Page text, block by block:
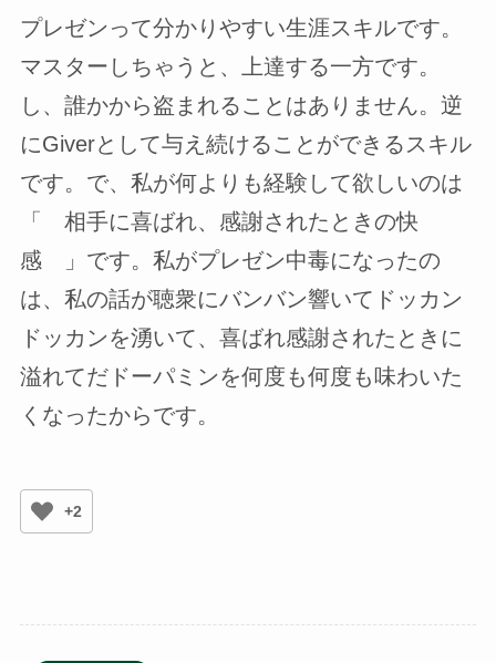
プレゼンって分かりやすい生涯スキルです。
マスターしちゃうと、上達する一方です。
し、誰かから盗まれることはありません。逆
にGiverとして与え続けることができるスキル
です。で、私が何よりも経験して欲しいのは
「 相手に喜ばれ、感謝されたときの快
感 」です。私がプレゼン中毒になったの
は、私の話が聴衆にバンバン響いてドッカン
ドッカンを湧いて、喜ばれ感謝されたときに
溢れてだドーパミンを何度も何度も味わいた
くなったからです。
+2